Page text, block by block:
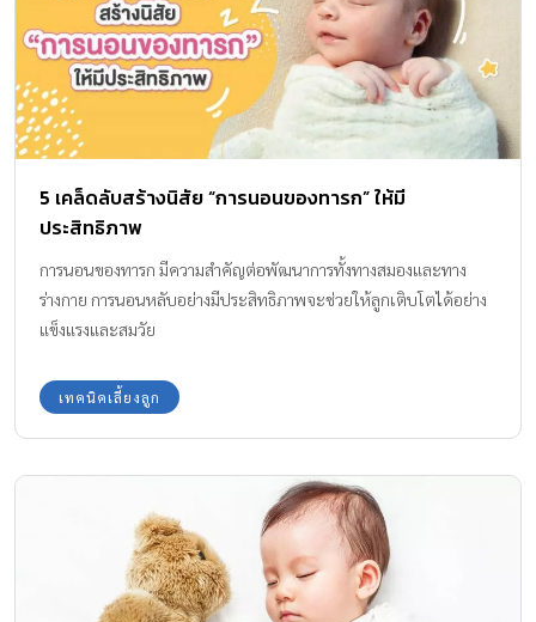
หลับตื่นสลับกันไปตลอดทั้งวันและทั้งคืน ทำให้ไม่แน่ใจว่าที่ลูกนอน
หลับไปนั้น เพียงพอต่อความต้องการของร่างกายหรือยัง ลูกของคุณควร
นอนวันละกี่ชั่วโมงกันแน่ เด็กแต่ละวัย …. นอนแตกต่างกันอย่างไร? วัย
ทารก วัยนี้จะมีภาวะหลับตื่นสลับกันไปตลอดทั้งวัน แต่เมื่ออายุได้
ประมาณ 4 เดือนจะเริ่มหลับกลางคืนได้ยาวประมาณ 6 ชั่วโมงและเมื่อ
อายุ 6 เดือนจะสามารถหลับได้นานถึง 10 ชั่วโมงแต่ก็ยังสามารถตื่นได้
ในระหว่างการนอนหลับ ซึ่งทารกบางคนสามารถกลับไปหลับต่อได้ด้วย
ตัวเอง แต่บางคนต้องการการกล่อมจึงจะหลับต่อได้ […]
5 เคล็ดลับสร้างนิสัย “การนอนของทารก” ให้มี
ประสิทธิภาพ
การนอนของทารก มีความสำคัญต่อพัฒนาการทั้งทางสมองและทาง
ร่างกาย การนอนหลับอย่างมีประสิทธิภาพจะช่วยให้ลูกเติบโตได้อย่าง
แข็งแรงและสมวัย
เทคนิคเลี้ยงลูก